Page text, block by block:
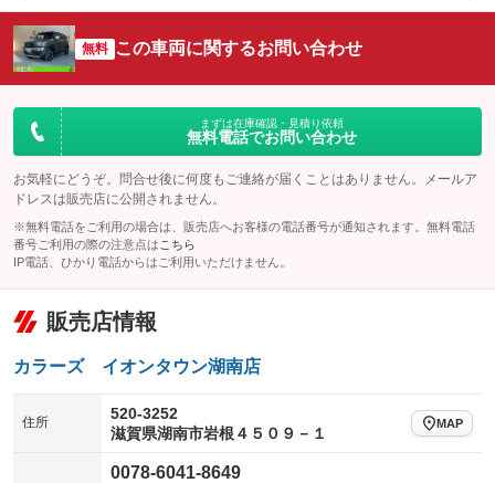
：装備なし ：装備なし
サイドカメラ
：装備なし ルーフレール
：装備なし
：装備なし
：装備なし
無料 この車両に関するお問い合わせ
まずは在庫確認・見積り依頼
無料電話でお問い合わせ
お気軽にどうぞ。問合せ後に何度もご連絡が届くことはありません。メールア
ドレスは販売店に公開されません。
※無料電話をご利用の場合は、販売店へお客様の電話番号が通知されます。無料電話
番号ご利用の際の注意点は こちら
IP電話、ひかり電話からはご利用いただけません。
販売店情報
カラーズ イオンタウン湖南店
住所
520-3252
滋賀県湖南市岩根４５０９－１
MAP
0078-6041-8649